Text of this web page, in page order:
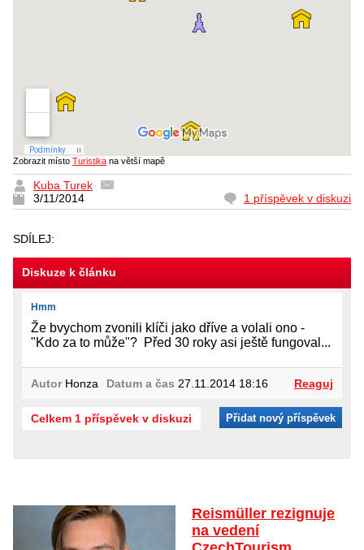
Zobrazit místo Turistika na větší mapě
Kuba Turek
3/11/2014
1 příspěvek v diskuzi
SDÍLEJ:
Diskuze k článku
Hmm
Že bvychom zvonili klíči jako dříve a volali ono -
"Kdo za to může"? Před 30 roky asi ještě fungoval...
AutorHonza Datum a čas 27.11.2014 18:16 Reaguj
Celkem 1 příspěvek v diskuzi Přidat nový příspěvek
Reismüller rezignuje
na vedení